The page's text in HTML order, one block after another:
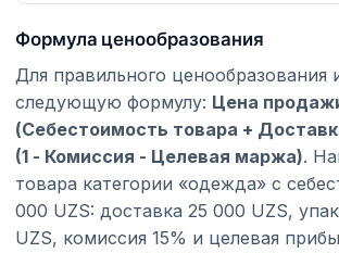
Формула ценообразования
Для правильного ценообразования
следующую формулу: Цена
(Себестоимость товара +
(1 - Комиссия - Целевая маржа).
товара категории «одежда» с
000 UZS: доставка 25 000 UZS,
UZS, комиссия 15% и целевая